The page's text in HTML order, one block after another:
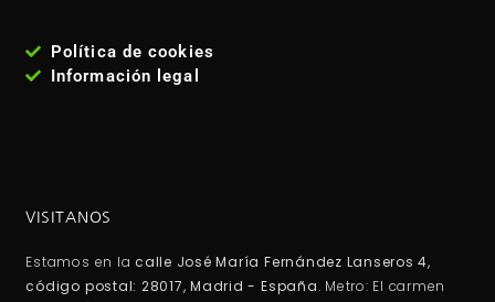
Política de cookies
Información legal
VISITANOS
Estamos en la calle José María Fernández Lanseros 4,
código postal: 28017, Madrid - España. Metro: El carmen